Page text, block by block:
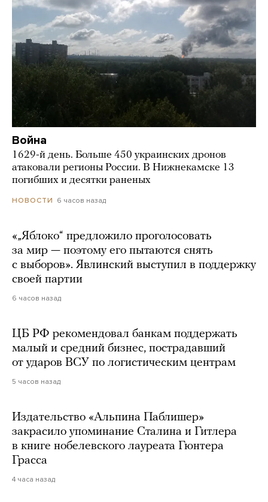
Война
1629-й день. Больше 450 украинских дронов
атаковали регионы России. В Нижнекамске 13
погибших и десятки раненых
НОВОСТИ 6 часов назад
«„Яблоко“ предложило проголосовать
за мир — поэтому его пытаются снять
с выборов». Явлинский выступил в поддержку
своей партии
6 часов назад
ЦБ РФ рекомендовал банкам поддержать
малый и средний бизнес, пострадавший
от ударов ВСУ по логистическим центрам
5 часов назад
Издательство «Альпина Паблишер»
закрасило упоминание Сталина и Гитлера
в книге нобелевского лауреата Гюнтера
Грасса
4 часа назад